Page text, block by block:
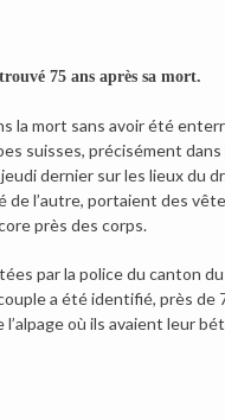
75 ans après sa mort.
la mort sans avoir été
suisses, précisément dans
dernier sur les lieux du
de l’autre, portaient des
près des corps.
par la police du canton
a été identifié, près de
où ils avaient leur